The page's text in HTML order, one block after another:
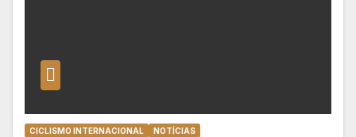
CICLISMO INTERNACIONAL NOTÍCIAS